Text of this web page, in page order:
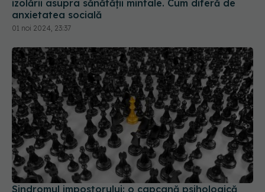
Sindromul impostorului: o capcană psihologică
modernă. Adevărul despre îndoiala de sine și
succesul aparent